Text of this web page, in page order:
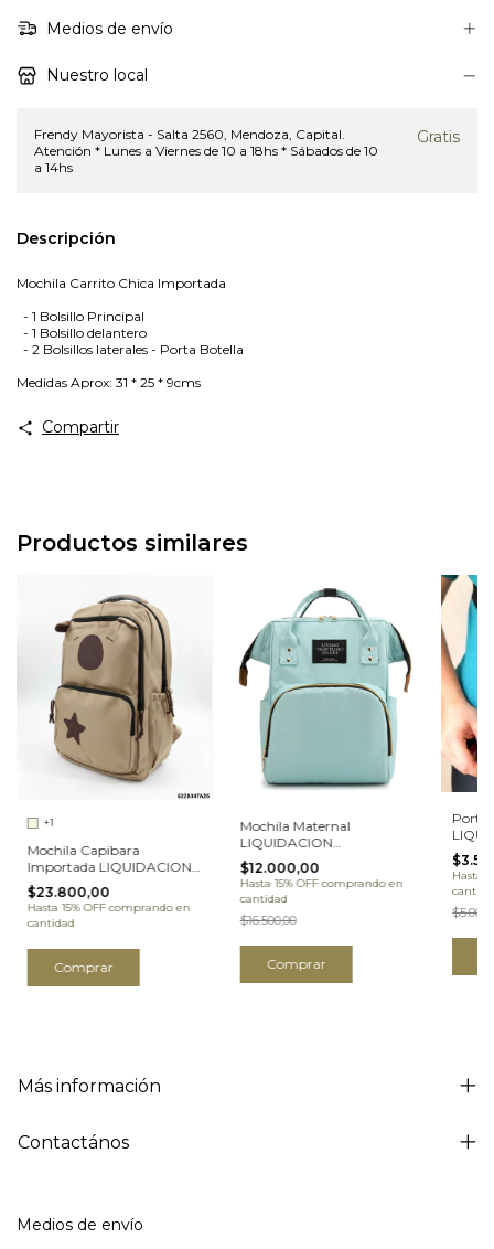
Medios de envío
Nuestro local
Frendy Mayorista - Salta 2560, Mendoza, Capital.
Atención * Lunes a Viernes de 10 a 18hs * Sábados de 10
a 14hs
Gratis
Descripción
Mochila Carrito Chica Importada
- 1 Bolsillo Principal
- 1 Bolsillo delantero
- 2 Bolsillos laterales - Porta Botella
Medidas Aprox: 31 * 25 * 9cms
Compartir
Productos similares
+1
Mochila Capibara
Importada LIQUIDACION
(62ZB34TA26)
$23.800,00
Hasta 15% OFF comprando en
cantidad
Comprar
Mochila Maternal
LIQUIDACION
(316355TA25)
$12.000,00
Hasta 15% OFF comprando en
cantidad
$16.500,00
Comprar
Porta
Hasta
Más información
Contactános
Medios de envío